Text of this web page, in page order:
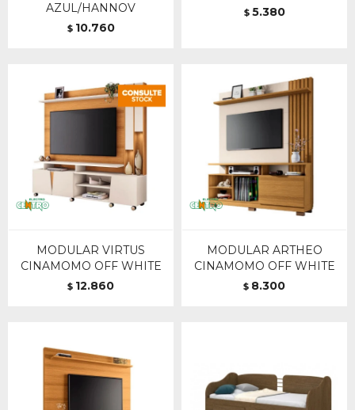
AZUL/HANNOV
$ 10.760
$ 5.380
MODULAR VIRTUS
CINAMOMO OFF WHITE
$ 12.860
MODULAR ARTHEO
CINAMOMO OFF WHITE
$ 8.300